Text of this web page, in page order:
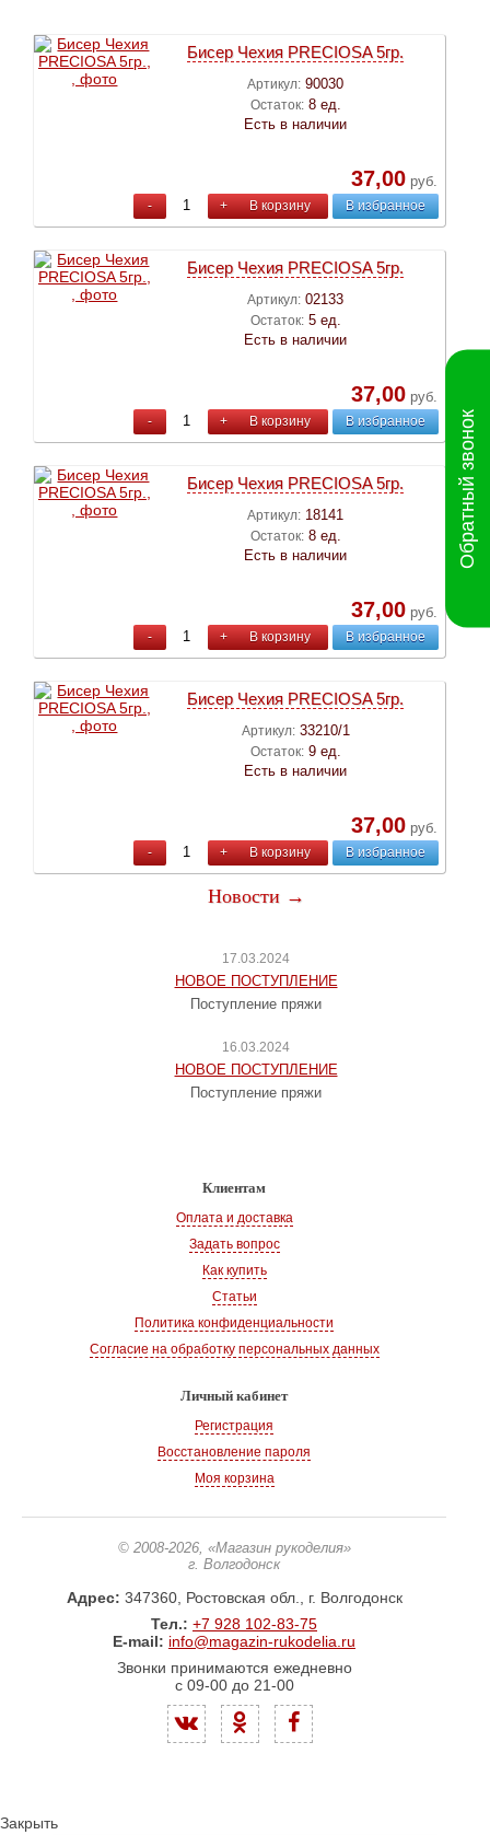
Бисер Чехия PRECIOSA 5гр.
Артикул: 90030
Остаток: 8 ед.
Есть в наличии
37,00руб.
- + В корзину В избранное
Бисер Чехия PRECIOSA 5гр.
Артикул: 02133
Остаток: 5 ед.
Есть в наличии
37,00руб.
- + В корзину В избранное
Бисер Чехия PRECIOSA 5гр.
Артикул: 18141
Остаток: 8 ед.
Есть в наличии
37,00руб.
- + В корзину В избранное
Бисер Чехия PRECIOSA 5гр.
Артикул: 33210/1
Остаток: 9 ед.
Есть в наличии
37,00руб.
- + В корзину В избранное
Новости →
17.03.2024
НОВОЕ ПОСТУПЛЕНИЕ
Поступление пряжи
16.03.2024
НОВОЕ ПОСТУПЛЕНИЕ
Поступление пряжи
Клиентам
Оплата и доставка
Задать вопрос
Как купить
Статьи
Политика конфиденциальности
Согласие на обработку персональных данных
Личный кабинет
Регистрация
Восстановление пароля
Моя корзина
© 2008-2026, «Магазин рукоделия»
г. Волгодонск
Адрес: 347360, Ростовская обл., г. Волгодонск
Тел.: +7 928 102-83-75
E-mail: info@magazin-rukodelia.ru
Звонки принимаются ежедневно
с 09-00 до 21-00
Обратный звонок
Закрыть